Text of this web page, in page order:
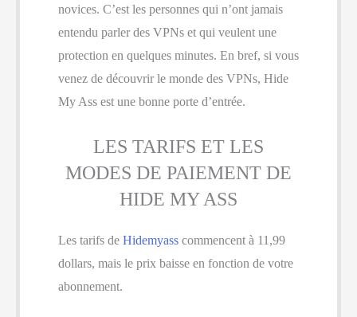
novices. C’est les personnes qui n’ont jamais
entendu parler des VPNs et qui veulent une
protection en quelques minutes. En bref, si vous
venez de découvrir le monde des VPNs, Hide
My Ass est une bonne porte d’entrée.
LES TARIFS ET LES
MODES DE PAIEMENT DE
HIDE MY ASS
Les tarifs de Hidemyass commencent à 11,99
dollars, mais le prix baisse en fonction de votre
abonnement.